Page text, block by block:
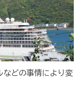
などの事情により変